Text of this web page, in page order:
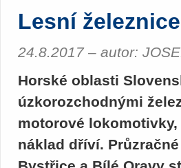
Lesní
24.8.2017 – autor:
Horské oblasti
úzkorozchodnými
motorové
náklad dříví.